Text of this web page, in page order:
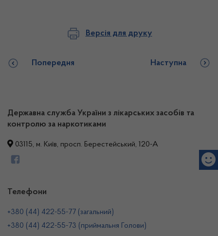
Версія для друку
Попередня Наступна
Державна служба України з лікарських засобів та
контролю за наркотиками
03115, м. Київ, просп. Берестейський, 120-А
Телефони
+380 (44) 422-55-77 (загальний)
+380 (44) 422-55-73 (приймальня Голови)